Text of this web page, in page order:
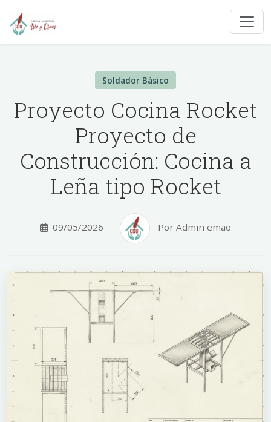
Soldador Básico
Proyecto Cocina Rocket
Proyecto de
Construcción: Cocina a
Leña tipo Rocket
09/05/2026 Por Admin emao